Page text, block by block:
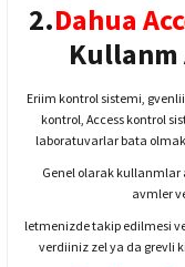
2.Dahua
Eriim kontrol sistemi,
kontrol, Access kontrol
laboratuvarlar bata
Genel olarak
avmler
letmenizde takip edilmesi
verdiiniz zel ya da grevli